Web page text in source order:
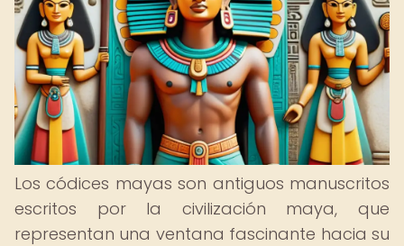
Los códices mayas son antiguos manuscritos
escritos por la civilización maya, que
representan una ventana fascinante hacia su